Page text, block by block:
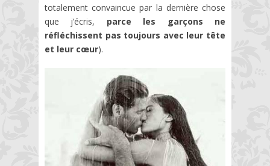
totalement convaincue par la dernière chose
que j’écris, parce les garçons ne
réfléchissent pas toujours avec leur tête
et leur cœur).